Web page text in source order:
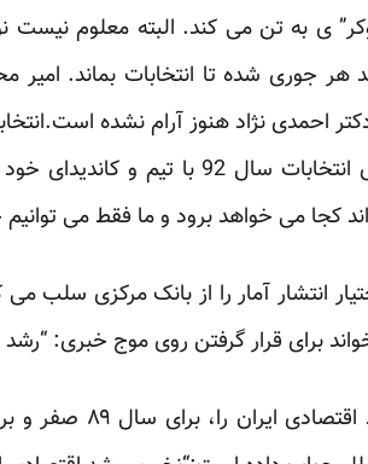
ی به تن می کند. البته معلوم نیست
جوری شده تا انتخابات بماند. امیر
احمدی نژاد هنوز آرام نشده
میانی بود.او می خواهد برای
کجا می خواهد برود و ما فقط می
انتشار آمار را از بانک مرکزی سلب
برای قرار گرفتن روی موج خبری: “رشد اقتصادی
صندوق